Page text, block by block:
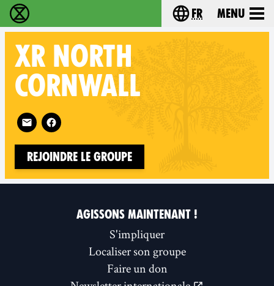
Extinction Rebellion - Home Choisissez votre
fr Menu
XR NORTH
CORNWALL
Follow XR North Cornwall on
Rejoindre le groupe
AGISSONS MAINTENANT !
S'impliquer
Localiser son groupe
Faire un don